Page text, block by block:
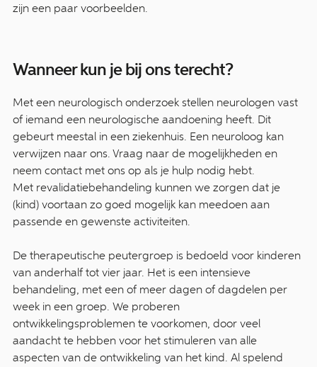
zijn een paar voorbeelden.
Wanneer kun je bij ons terecht?
Met een neurologisch onderzoek stellen neurologen vast
of iemand een neurologische aandoening heeft. Dit
gebeurt meestal in een ziekenhuis. Een neuroloog kan
verwijzen naar ons. Vraag naar de mogelijkheden en
neem contact met ons op als je hulp nodig hebt.
Met revalidatiebehandeling kunnen we zorgen dat je
(kind) voortaan zo goed mogelijk kan meedoen aan
passende en gewenste activiteiten.
De therapeutische peutergroep is bedoeld voor kinderen
van anderhalf tot vier jaar. Het is een intensieve
behandeling, met een of meer dagen of dagdelen per
week in een groep. We proberen
ontwikkelingsproblemen te voorkomen, door veel
aandacht te hebben voor het stimuleren van alle
aspecten van de ontwikkeling van het kind. Al spelend